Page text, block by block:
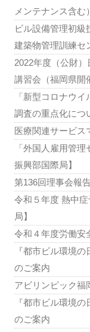
メンテナンス含む
ビル設備管理初
建築物管理訓練セ
2022年度（公財
講習会（福岡県開
「新型コロナウ
調査の重点化につ
医療関連サービス
「外国人雇用管
振興部国際局】
第136回理事会報
令和５年度 熱中
局】
令和４年度労働安
『都市ビル環境
のご案内
アビリンピック福
『都市ビル環境
のご案内